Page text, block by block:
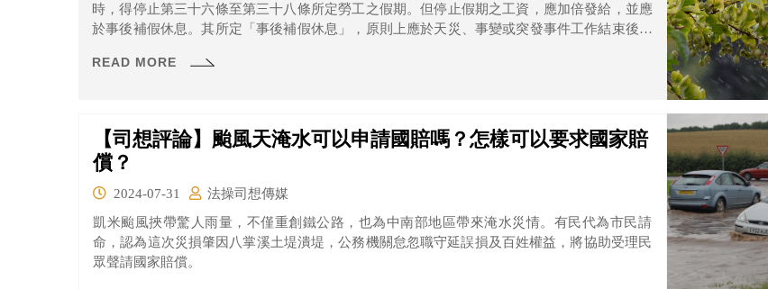
時，得停止第三十六條至第三十八條所定勞工之假期。但停止假期之工資，應加倍發給，並應
於事後補假休息。其所定「事後補假休息」，原則上應於天災、事變或突發事件工作結束後旋
READ MORE
【司想評論】颱風天淹水可以申請國賠嗎？怎樣可以要求國家賠
償？
2024-07-31
法操司想傳媒
凱米颱風挾帶驚人雨量，不僅重創鐵公路，也為中南部地區帶來淹水災情。有民代為市民請
命，認為這次災損肇因八掌溪土堤潰堤，公務機關怠忽職守延誤損及百姓權益，將協助受理民
眾聲請國家賠償。